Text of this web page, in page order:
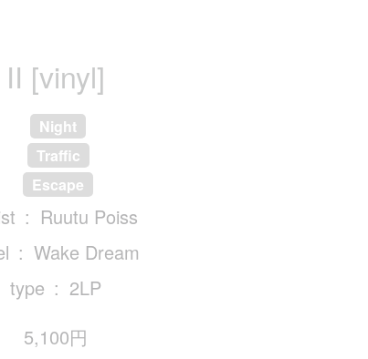
II [vinyl]
Night
Traffic
Escape
Ruutu Poiss
Wake Dream
type
2LP
5,100円